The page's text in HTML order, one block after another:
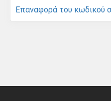
Επαναφορά του κωδικού